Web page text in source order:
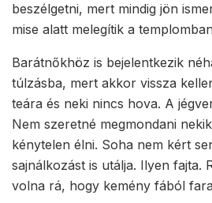
beszélgetni, mert mindig jön
mise alatt melegítik a
Barátnőkhöz is bejelentkezik
túlzásba, mert akkor vissza
teára és neki nincs hova. A
Nem szeretné megmondani
kénytelen élni. Soha nem kért
sajnálkozást is utálja. Ilyen fajta.
volna rá, hogy kemény fából